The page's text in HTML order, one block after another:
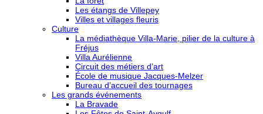
Les étangs de Villepey
Villes et villages fleuris
Culture
La médiathèque Villa-Marie, pilier de la culture à
Fréjus
Villa Aurélienne
Circuit des métiers d’art
École de musique Jacques-Melzer
Bureau d’accueil des tournages
Les grands événements
La Bravade